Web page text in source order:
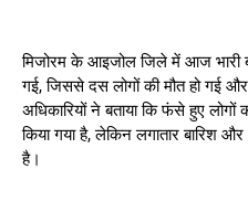
मिजोरम के आइजोल जिले में आज भारी
गई, जिससे दस लोगों की मौत हो गई
अधिकारियों ने बताया कि फंसे हुए
किया गया है, लेकिन लगातार बारिश
है।